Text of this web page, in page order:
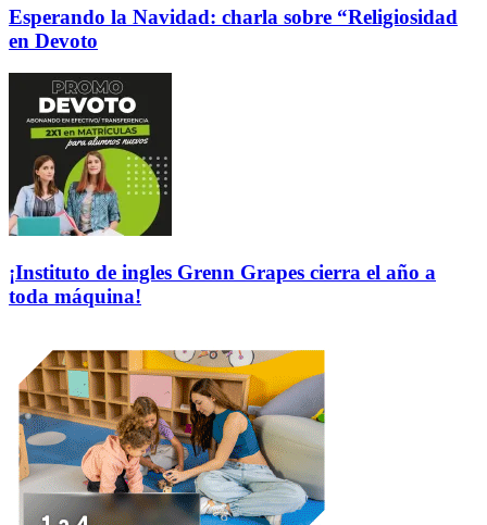
Esperando la Navidad: charla sobre “Religiosidad
en Devoto
¡Instituto de ingles Grenn Grapes cierra el año a
toda máquina!